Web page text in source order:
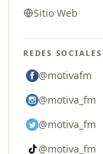
Sitio Web
REDES SOCIALES
@motivafm
@motiva_fm
@motiva_fm
@motiva_fm